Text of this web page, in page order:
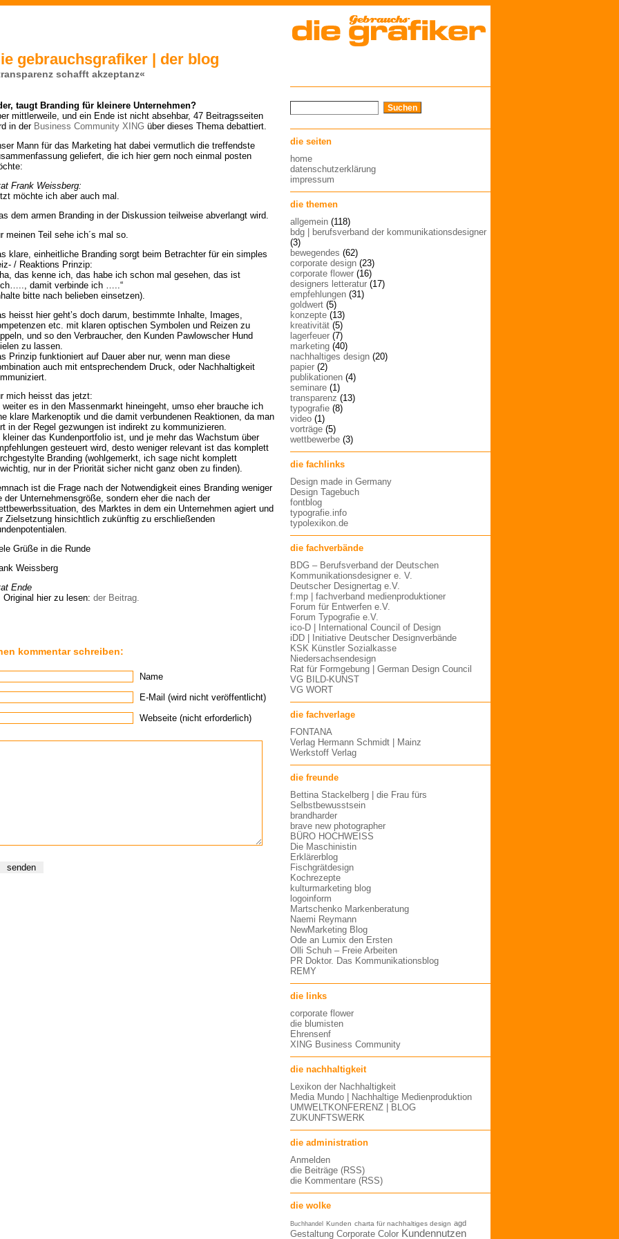
gebrauchsgrafiker | der blog
schafft akzeptanz«
taugt Branding für kleinere Unternehmen?
mittlerweile, und ein Ende ist nicht absehbar, 47 Beitragsseiten
in der Business Community XING über dieses Thema debattiert.
Mann für das Marketing hat dabei vermutlich die treffendste
geliefert, die ich hier gern noch einmal posten
Frank Weissberg:
möchte ich aber auch mal.
dem armen Branding in der Diskussion teilweise abverlangt wird.
meinen Teil sehe ich´s mal so.
klare, einheitliche Branding sorgt beim Betrachter für ein simples
/ Reaktions Prinzip:
das kenne ich, das habe ich schon mal gesehen, das ist
damit verbinde ich …..“
bitte nach belieben einsetzen).
heisst hier geht’s doch darum, bestimmte Inhalte, Images,
etc. mit klaren optischen Symbolen und Reizen zu
und so den Verbraucher, den Kunden Pawlowscher Hund
zu lassen.
Prinzip funktioniert auf Dauer aber nur, wenn man diese
auch mit entsprechendem Druck, oder Nachhaltigkeit
mich heisst das jetzt:
weiter es in den Massenmarkt hineingeht, umso eher brauche ich
klare Markenoptik und die damit verbundenen Reaktionen, da man
in der Regel gezwungen ist indirekt zu kommunizieren.
kleiner das Kundenportfolio ist, und je mehr das Wachstum über
gesteuert wird, desto weniger relevant ist das komplett
Branding (wohlgemerkt, ich sage nicht komplett
nur in der Priorität sicher nicht ganz oben zu finden).
ist die Frage nach der Notwendigkeit eines Branding weniger
der Unternehmensgröße, sondern eher die nach der
des Marktes in dem ein Unternehmen agiert und
Zielsetzung hinsichtlich zukünftig zu erschließenden
Grüße in die Runde
Weissberg
Ende
Original hier zu lesen: der Beitrag.
kommentar schreiben:
Name
E-Mail (wird nicht veröffentlicht)
Webseite (nicht erforderlich)
die seiten
home
datenschutzerklärung
impressum
die themen
allgemein (118)
bdg | berufsverband der kommunikationsdesigner
(3)
bewegendes (62)
corporate design (23)
corporate flower (16)
designers letteratur (17)
empfehlungen (31)
goldwert (5)
konzepte (13)
kreativität (5)
lagerfeuer (7)
marketing (40)
nachhaltiges design (20)
papier (2)
publikationen (4)
seminare (1)
transparenz (13)
typografie (8)
video (1)
vorträge (5)
wettbewerbe (3)
die fachlinks
Design made in Germany
Design Tagebuch
fontblog
typografie.info
typolexikon.de
die fachverbände
BDG – Berufsverband der Deutschen
Kommunikationsdesigner e. V.
Deutscher Designertag e.V.
f:mp | fachverband medienproduktioner
Forum für Entwerfen e.V.
Forum Typografie e.V.
ico-D | International Council of Design
iDD | Initiative Deutscher Designverbände
KSK Künstler Sozialkasse
Niedersachsendesign
Rat für Formgebung | German Design Council
VG BILD-KUNST
VG WORT
die fachverlage
FONTANA
Verlag Hermann Schmidt | Mainz
Werkstoff Verlag
die freunde
Bettina Stackelberg | die Frau fürs
Selbstbewusstsein
brandharder
brave new photographer
BÜRO HOCHWEISS
Die Maschinistin
Erklärerblog
Fischgrätdesign
Kochrezepte
kulturmarketing blog
logoinform
Martschenko Markenberatung
Naemi Reymann
NewMarketing Blog
Ode an Lumix den Ersten
Olli Schuh – Freie Arbeiten
PR Doktor. Das Kommunikationsblog
REMY
die links
corporate flower
die blumisten
Ehrensenf
XING Business Community
die nachhaltigkeit
Lexikon der Nachhaltigkeit
Media Mundo | Nachhaltige Medienproduktion
UMWELTKONFERENZ | BLOG
ZUKUNFTSWERK
die administration
Anmelden
die Beiträge (RSS)
die Kommentare (RSS)
die wolke
Buchhandel Kunden charta für nachhaltiges design agd
Gestaltung Corporate Color Kundennutzen